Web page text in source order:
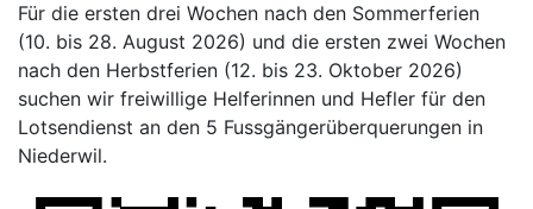
Für die ersten drei Wochen nach den Sommerferien
(10. bis 28. August 2026) und die ersten zwei Wochen
nach den Herbstferien (12. bis 23. Oktober 2026)
suchen wir freiwillige Helferinnen und Hefler für den
Lotsendienst an den 5 Fussgängerüberquerungen in
Niederwil.